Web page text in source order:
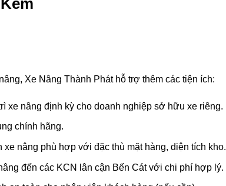
Xe Nâng Thành Phát hỗ trợ thêm các tiện ích:
xe nâng định kỳ cho doanh nghiệp sở hữu xe riêng.
chính hãng.
nâng phù hợp với đặc thù mặt hàng, diện tích kho.
đến các KCN lân cận Bến Cát với chi phí hợp lý.